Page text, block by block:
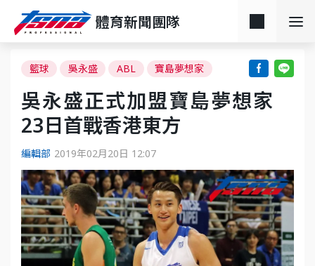
體育新聞團隊
籃球 吳永盛 ABL 寶島夢想家
吳永盛正式加盟寶島夢想家
23日首戰香港東方
編輯部 2019年02月20日 12:07